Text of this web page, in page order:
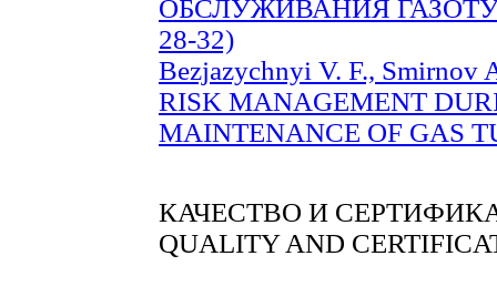
ОБСЛУЖИВАНИЯ
28-32)
Bezjazychnyi V. F., Smirnov
RISK MANAGEMENT
MAINTENANCE OF GAS
КАЧЕСТВО И
QUALITY AND